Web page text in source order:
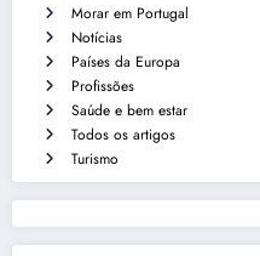
Morar em Portugal
Notícias
Países da Europa
Profissões
Saúde e bem estar
Todos os artigos
Turismo